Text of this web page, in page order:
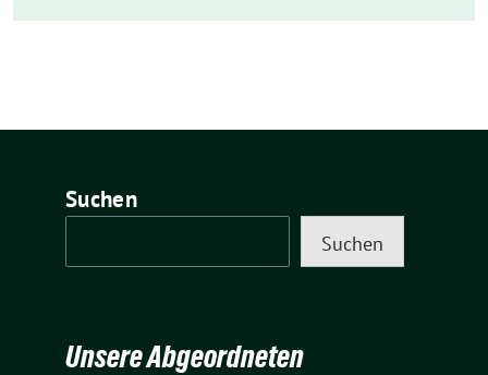
Suchen
Suchen
Unsere Abgeordneten